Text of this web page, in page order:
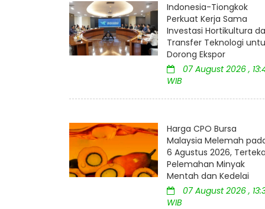
Indonesia-Tiongkok
Perkuat Kerja Sama
Investasi Hortikultura
Transfer Teknologi
Dorong Ekspor
07 August 2026 ,
WIB
Harga CPO Bursa
Malaysia Melemah
6 Agustus 2026,
Pelemahan Minyak
Mentah dan Kedelai
07 August 2026 ,
WIB